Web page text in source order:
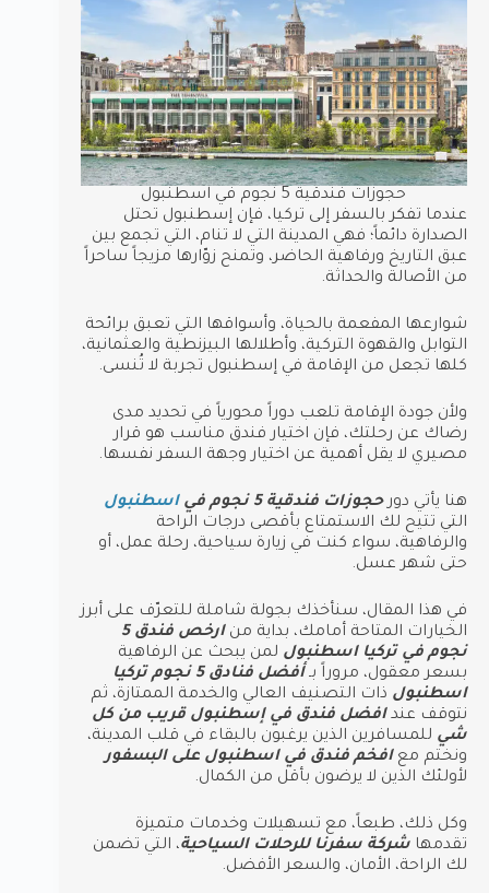
حجوزات فندقية 5 نجوم في اسطنبول
عندما تفكر بالسفر إلى تركيا، فإن إسطنبول تحتل
الصدارة دائماً؛ فهي المدينة التي لا تنام، التي تجمع بين
عبق التاريخ ورفاهية الحاضر، وتمنح زوّارها مزيجاً ساحراً
من الأصالة والحداثة.
شوارعها المفعمة بالحياة، وأسواقها التي تعبق برائحة
التوابل والقهوة التركية، وأطلالها البيزنطية والعثمانية،
كلها تجعل من الإقامة في إسطنبول تجربة لا تُنسى.
ولأن جودة الإقامة تلعب دوراً محورياً في تحديد مدى
رضاك عن رحلتك، فإن اختيار فندق مناسب هو قرار
مصيري لا يقل أهمية عن اختيار وجهة السفر نفسها.
هنا يأتي دورحجوزات فندقية 5 نجوم في
اسطنبول
التي تتيح لك الاستمتاع بأقصى درجات الراحة
والرفاهية، سواء كنت في زيارة سياحية، رحلة عمل، أو
حتى شهر عسل.
في هذا المقال، سنأخذك بجولة شاملة للتعرّف على أبرز
الخيارات المتاحة أمامك، بداية من
ارخص فندق 5
نجوم في تركيا اسطنبول لمن يبحث عن الرفاهية
بسعر معقول، مروراً بـ
أفضل فنادق 5 نجوم تركيا
اسطنبول ذات التصنيف العالي والخدمة الممتازة، ثم
نتوقف عندافضل فندق في إسطنبول قريب من كل
شي للمسافرين الذين يرغبون بالبقاء في قلب المدينة،
ونختم معافخم فندق في اسطنبول على البسفور
لأولئك الذين لا يرضون بأقل من الكمال.
وكل ذلك، طبعاً، مع تسهيلات وخدمات متميزة
تقدمها شركة سفرنا للرحلات السياحية، التي تضمن
لك الراحة، الأمان، والسعر الأفضل.